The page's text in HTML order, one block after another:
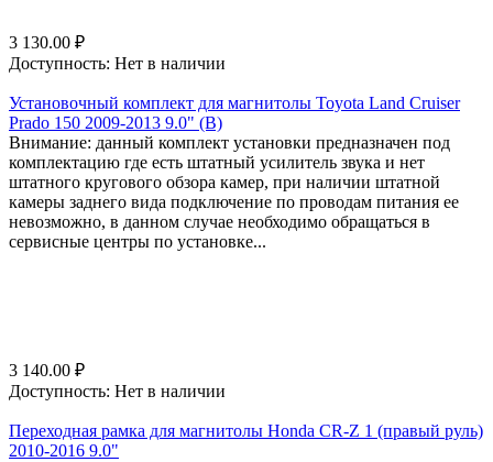
3 130.00 ₽
Доступность: Нет в наличии
Установочный комплект для магнитолы Toyota Land Cruiser
Prado 150 2009-2013 9.0" (B)
Внимание: данный комплект установки предназначен под
комплектацию где есть штатный усилитель звука и нет
штатного кругового обзора камер, при наличии штатной
камеры заднего вида подключение по проводам питания ее
невозможно, в данном случае необходимо обращаться в
сервисные центры по установке...
3 140.00 ₽
Доступность: Нет в наличии
Переходная рамка для магнитолы Honda CR-Z 1 (правый руль)
2010-2016 9.0"